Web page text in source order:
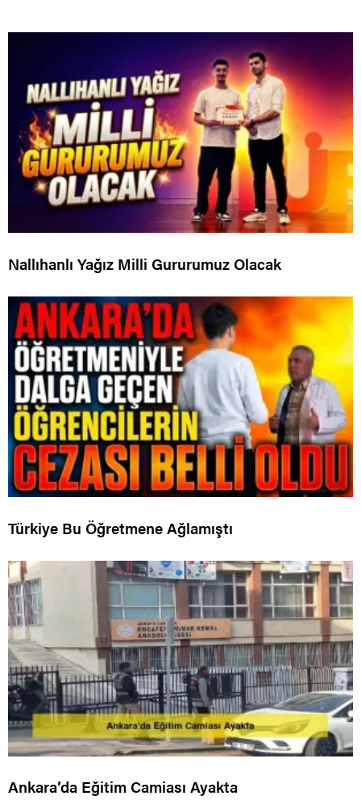
Nallıhanlı Yağız Milli Gururumuz Olacak
Türkiye Bu Öğretmene Ağlamıştı
Ankara’da Eğitim Camiası Ayakta